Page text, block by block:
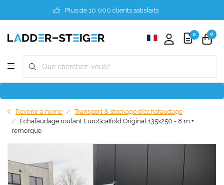
Plus de 10 000 clients satisfaits
0 0
Revenir à home
Transport & stockage d'échafaudage
Échafaudage roulant EuroScaffold Original 135x250 - 8 m +
remorque